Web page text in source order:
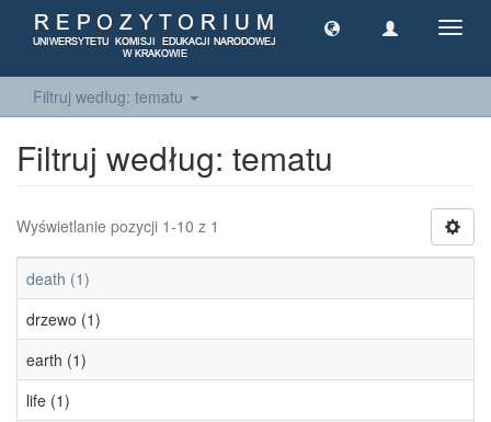
Filtruj według: tematu
Filtruj według: tematu
Wyświetlanie pozycji 1-10 z 1
death (1)
drzewo (1)
earth (1)
life (1)